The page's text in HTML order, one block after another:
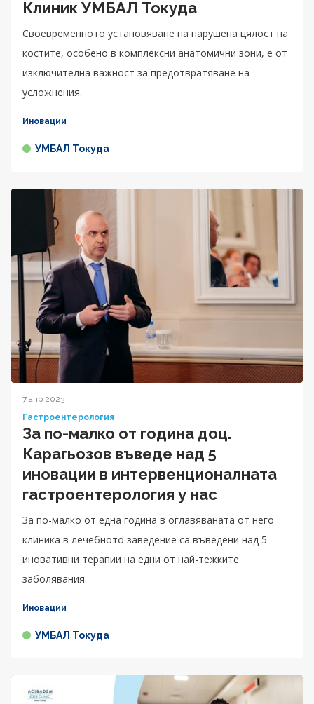
Клиник УМБАЛ Токуда
Своевременното установяване на нарушена цялост на
костите, особено в комплексни анатомични зони, е от
изключителна важност за предотвратяване на
усложнения.
Иновации
УМБАЛ Токуда
7 апр 2023
Гастроентерология
За по-малко от година доц.
Карагьозов въведе над 5
иновации в интервенционалната
гастроентерология у нас
За по-малко от една година в оглавяваната от него
клиника в лечебното заведение са въведени над 5
иновативни терапии на едни от най-тежките
заболявания.
Иновации
УМБАЛ Токуда